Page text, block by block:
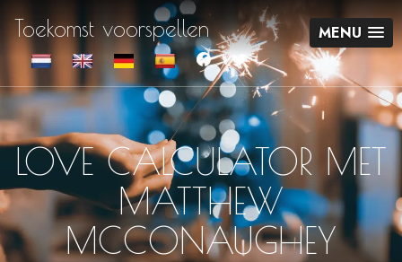
Toekomst voorspellen MENU
LOVE CALCULATOR MET
MATTHEW
MCCONAUGHEY